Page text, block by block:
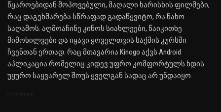
წყაროებიდან მოპოვებული, მაღალი ხარისხის ფილმები,
რაც დაგეხმარება სწრაფად გადაწყვიტო, რა ნახო
საღამოს. აღმოაჩინე კინოს სიახლეები, წაიკითხე
მიმოხილვები და იყავი ყოველთვის საქმის კურსში
ჩვენთან ერთად. რაც მთავარია Kinogo აქვს Android
აპლიკაცია რომელიც კიდევ უფრო კომფორტულს ხდის
უყურო საყვარელ შოუს ყველგან სადაც არ უნდაიყო.